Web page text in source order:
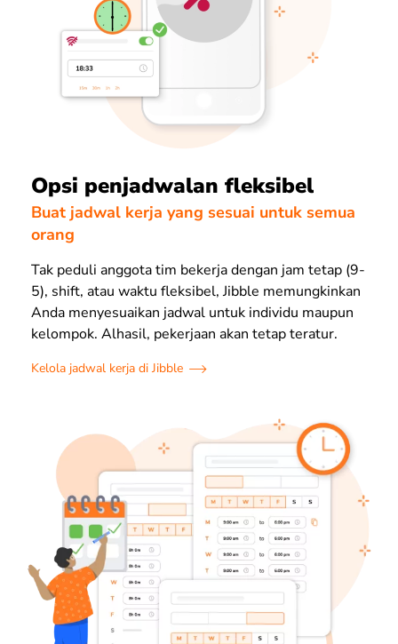
Opsi penjadwalan fleksibel
Buat jadwal kerja yang sesuai untuk semua
orang
Tak peduli anggota tim bekerja dengan jam tetap (9-
5), shift, atau waktu fleksibel, Jibble memungkinkan
Anda menyesuaikan jadwal untuk individu maupun
kelompok. Alhasil, pekerjaan akan tetap teratur.
Kelola jadwal kerja di Jibble